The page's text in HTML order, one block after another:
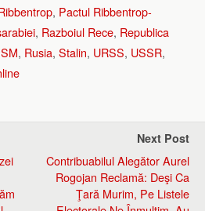
, Pactul Ribben­trop-
, Razboiul Rece, Republica
, Rusia, Stalin, URSS, USSR,
Next Post
Contribuabilul Alegător Aurel
Rogojan Reclamă: Deşi Ca
Ţară Murim, Pe Listele